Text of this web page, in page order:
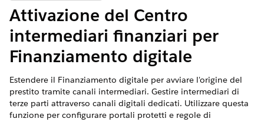
Attivazione del Centro
intermediari finanziari per
Finanziamento digitale
Estendere il Finanziamento digitale per avviare l'origine del
prestito tramite canali intermediari. Gestire intermediari di
terze parti attraverso canali digitali dedicati. Utilizzare questa
funzione per configurare portali protetti e regole di